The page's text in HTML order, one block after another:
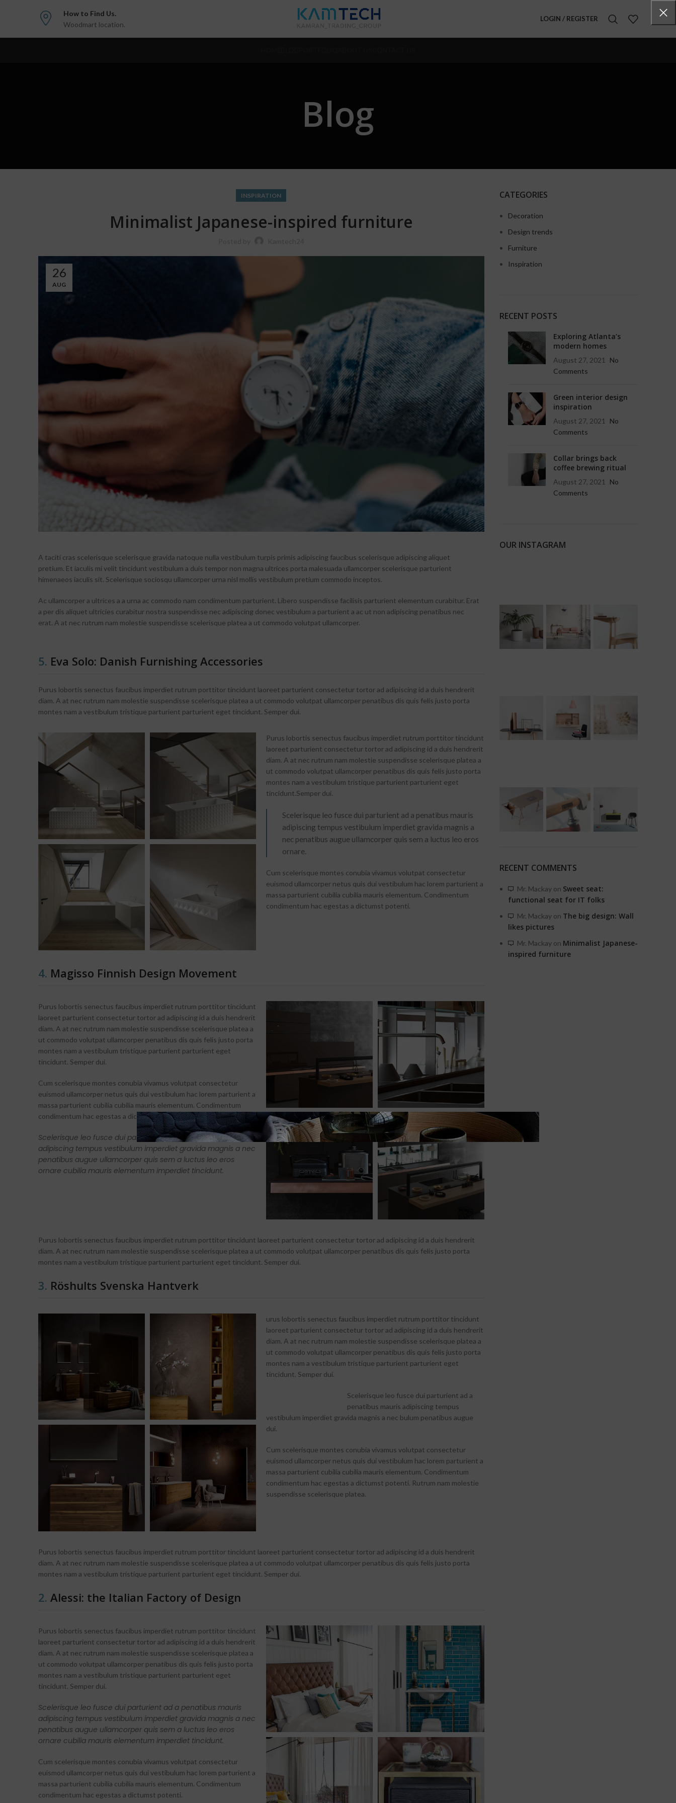
How to Find Us.
Woodmart location.
LOGIN / REGISTER
Blog
INSPIRATION
Minimalist Japanese-inspired furniture
26
AUG
A taciti cras scelerisque scelerisque gravida natoque nulla vestibulum turpis primis adipiscing faucibus scelerisque adipiscing aliquet
pretium. Et iaculis mi velit tincidunt vestibulum a duis tempor non magna ultrices porta malesuada ullamcorper scelerisque parturient
himenaeos iaculis sit. Scelerisque sociosqu ullamcorper urna nisl mollis vestibulum pretium commodo inceptos.
Ac ullamcorper a ultrices a a urna ac commodo nam condimentum parturient. Libero suspendisse facilisis parturient elementum curabitur. Erat
a per dis aliquet ultricies curabitur nostra suspendisse nec adipiscing donec vestibulum a parturient a ac ut non adipiscing penatibus nec
erat. A at nec rutrum nam molestie suspendisse scelerisque platea a ut commodo volutpat ullamcorper.
5. Eva Solo: Danish Furnishing Accessories
Purus lobortis senectus faucibus imperdiet rutrum porttitor tincidunt laoreet parturient consectetur tortor ad adipiscing id a duis hendrerit
diam. A at nec rutrum nam molestie suspendisse scelerisque platea a ut commodo volutpat ullamcorper penatibus dis quis felis justo porta
montes nam a vestibulum tristique parturient parturient eget tincidunt. Semper dui.
Purus lobortis senectus faucibus imperdiet rutrum porttitor tincidunt
laoreet parturient consectetur tortor ad adipiscing id a duis hendrerit
diam. A at nec rutrum nam molestie suspendisse scelerisque platea a
ut commodo volutpat ullamcorper penatibus dis quis felis justo porta
montes nam a vestibulum tristique parturient parturient eget
tincidunt.Semper dui.
Scelerisque leo fusce dui parturient ad a penatibus mauris
adipiscing tempus vestibulum imperdiet gravida magnis a
nec penatibus augue ullamcorper quis sem a luctus leo eros
ornare.
Cum scelerisque montes conubia vivamus volutpat consectetur
euismod ullamcorper netus quis dui vestibulum hac lorem parturient a
massa parturient cubilia cubilia mauris elementum. Condimentum
condimentum hac egestas a dictumst potenti.
4. Magisso Finnish Design Movement
Purus lobortis senectus faucibus imperdiet rutrum porttitor tincidunt
laoreet parturient consectetur tortor ad adipiscing id a duis hendrerit
diam. A at nec rutrum nam molestie suspendisse scelerisque platea a
ut commodo volutpat ullamcorper penatibus dis quis felis justo porta
montes nam a vestibulum tristique parturient parturient eget
tincidunt. Semper dui.
Cum scelerisque montes conubia vivamus volutpat consectetur
euismod ullamcorper netus quis dui vestibulum hac lorem parturient a
massa parturient cubilia cubilia mauris elementum. Condimentum
condimentum hac egestas a dictumst potenti.
Scelerisque leo fusce dui parturient ad a penatibus mauris
adipiscing tempus vestibulum imperdiet gravida magnis a nec
penatibus augue ullamcorper quis sem a luctus leo eros
ornare cubilia mauris elementum imperdiet tincidunt.
Purus lobortis senectus faucibus imperdiet rutrum porttitor tincidunt laoreet parturient consectetur tortor ad adipiscing id a duis hendrerit
diam. A at nec rutrum nam molestie suspendisse scelerisque platea a ut commodo volutpat ullamcorper penatibus dis quis felis justo porta
montes nam a vestibulum tristique parturient parturient eget tincidunt. Semper dui.
3. Röshults Svenska Hantverk
urus lobortis senectus faucibus imperdiet rutrum porttitor tincidunt
laoreet parturient consectetur tortor ad adipiscing id a duis hendrerit
diam. A at nec rutrum nam molestie suspendisse scelerisque platea a
ut commodo volutpat ullamcorper penatibus dis quis felis justo porta
montes nam a vestibulum tristique parturient parturient eget
tincidunt. Semper dui.
Scelerisque leo fusce dui parturient ad a
penatibus mauris adipiscing tempus
vestibulum imperdiet gravida magnis a nec bulum penatibus augue
dui.
Cum scelerisque montes conubia vivamus volutpat consectetur
euismod ullamcorper netus quis dui vestibulum hac lorem parturient a
massa parturient cubilia cubilia mauris elementum. Condimentum
condimentum hac egestas a dictumst potenti. Rutrum nam molestie
suspendisse scelerisque platea.
Purus lobortis senectus faucibus imperdiet rutrum porttitor tincidunt laoreet parturient consectetur tortor ad adipiscing id a duis hendrerit
diam. A at nec rutrum nam molestie suspendisse scelerisque platea a ut commodo volutpat ullamcorper penatibus dis quis felis justo porta
montes nam a vestibulum tristique parturient parturient eget tincidunt. Semper dui.
2. Alessi: the Italian Factory of Design
Purus lobortis senectus faucibus imperdiet rutrum porttitor tincidunt
laoreet parturient consectetur tortor ad adipiscing id a duis hendrerit
diam. A at nec rutrum nam molestie suspendisse scelerisque platea a
ut commodo volutpat ullamcorper penatibus dis quis felis justo porta
montes nam a vestibulum tristique parturient parturient eget
tincidunt. Semper dui.
Scelerisque leo fusce dui parturient ad a penatibus mauris
adipiscing tempus vestibulum imperdiet gravida magnis a nec
penatibus augue ullamcorper quis sem a luctus leo eros
ornare cubilia mauris elementum imperdiet tincidunt.
Cum scelerisque montes conubia vivamus volutpat consectetur
euismod ullamcorper netus quis dui vestibulum hac lorem parturient a
massa parturient cubilia cubilia mauris elementum. Condimentum
condimentum hac egestas a dictumst potenti.
CATEGORIES
Decoration
Design trends
Furniture
Inspiration
RECENT POSTS
Exploring Atlanta’s
modern homes
August 27, 2021
No
Comments
Green interior design
inspiration
August 27, 2021
No
Comments
Collar brings back
coffee brewing ritual
August 27, 2021
No
Comments
OUR INSTAGRAM
RECENT COMMENTS
Mr. Mackayon Sweet seat:
functional seat for IT folks
Mr. Mackayon The big design: Wall
likes pictures
Mr. Mackayon Minimalist Japanese-
inspired furniture